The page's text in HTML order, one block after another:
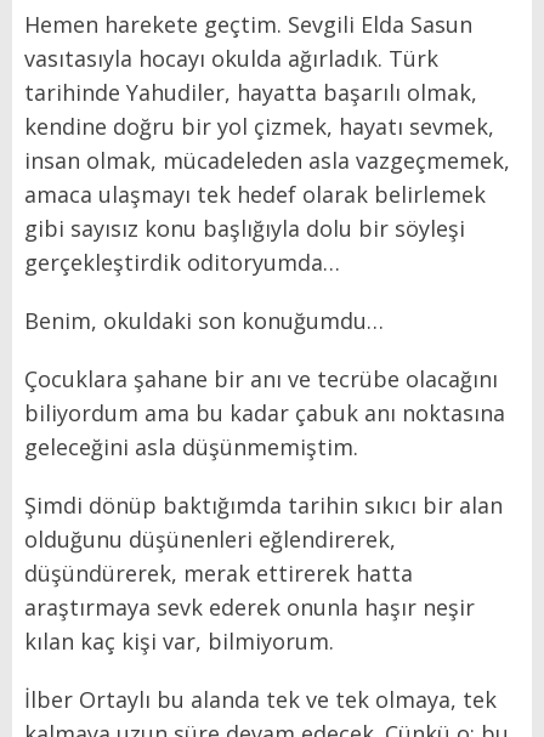
Hemen harekete geçtim. Sevgili Elda Sasun
vasıtasıyla hocayı okulda ağırladık. Türk
tarihinde Yahudiler, hayatta başarılı olmak,
kendine doğru bir yol çizmek, hayatı sevmek,
insan olmak, mücadeleden asla vazgeçmemek,
amaca ulaşmayı tek hedef olarak belirlemek
gibi sayısız konu başlığıyla dolu bir söyleşi
gerçekleştirdik oditoryumda…
Benim, okuldaki son konuğumdu…
Çocuklara şahane bir anı ve tecrübe olacağını
biliyordum ama bu kadar çabuk anı noktasına
geleceğini asla düşünmemiştim.
Şimdi dönüp baktığımda tarihin sıkıcı bir alan
olduğunu düşünenleri eğlendirerek,
düşündürerek, merak ettirerek hatta
araştırmaya sevk ederek onunla haşır neşir
kılan kaç kişi var, bilmiyorum.
İlber Ortaylı bu alanda tek ve tek olmaya, tek